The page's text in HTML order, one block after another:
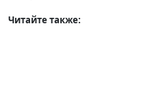
Читайте также: